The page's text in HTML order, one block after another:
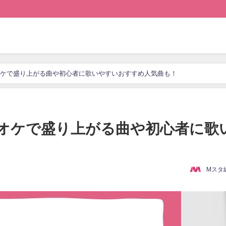
で盛り上がる曲や初心者に歌いやすいおすすめ人気曲も！
ケで盛り上がる曲や初心者に歌
Mスタ